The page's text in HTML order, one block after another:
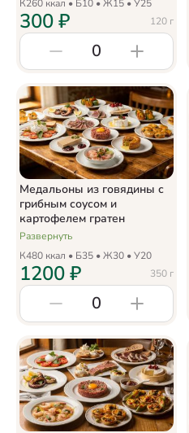
К260 ккал • Б10 • Ж15 • У25
120 г
300₽
0
Медальоны из говядины с
грибным соусом и
картофелем гратен
Развернуть
К480 ккал • Б35 • Ж30 • У20
350 г
1200₽
0